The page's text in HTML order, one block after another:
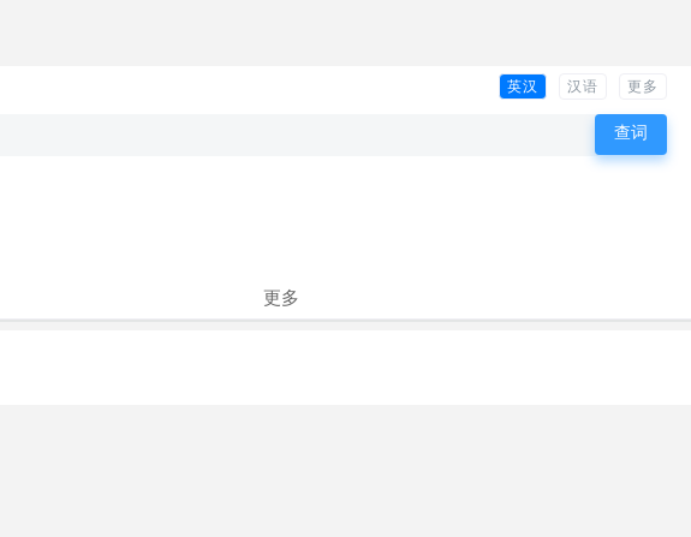
英汉 汉语 更多
更多